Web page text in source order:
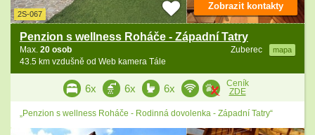
2S-067
Penzion s wellness Roháče - Západní Tatry
Zuberec mapa
Max. 20 osob
43.5 km vzdušně od Web kamera Tále
Zobrazit kontakty
6x 6x 6x
Ceník
ZDE
„Penzion s wellness Roháče - Rodinná dovolenka - Západní Tatry“